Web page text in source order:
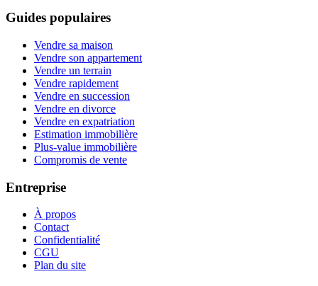
Guides populaires
Vendre sa maison
Vendre son appartement
Vendre un terrain
Vendre rapidement
Vendre en succession
Vendre en divorce
Vendre en expatriation
Estimation immobilière
Plus-value immobilière
Compromis de vente
Entreprise
À propos
Contact
Confidentialité
CGU
Plan du site